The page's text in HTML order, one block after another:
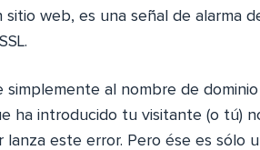
web, es una señal de alarma
simplemente al nombre de
ha introducido tu visitante (o tú)
este error. Pero ése es sólo